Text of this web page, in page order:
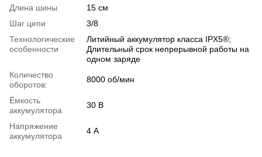
Длина шины
15 см
Шаг цепи
3/8
Технологические
особенности
Литийный аккумулятор класса IPX5®;
Длительный срок непрерывной работы на
одном заряде
Количество
оборотов:
8000 об/мин
Ёмкость
аккумулятора
30 В
Напряжение
аккумулятора
4 А